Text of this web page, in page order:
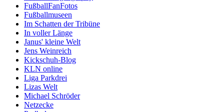
FußballFanFotos
Fußballmuseen
Im Schatten der Tribüne
In voller Länge
Janus' kleine Welt
Jens Weinreich
Kickschuh-Blog
KLN online
Liga Parkdrei
Lizas Welt
Michael Schröder
Netzecke